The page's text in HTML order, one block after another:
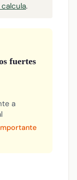
.
fuertes
a